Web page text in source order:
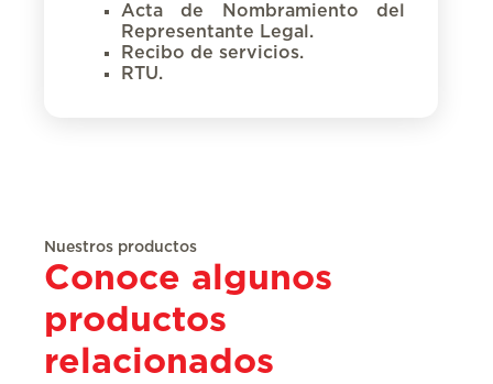
Acta de Nombramiento del
Representante Legal.
Recibo de servicios.
RTU.
Nuestros productos
Conoce algunos
productos
relacionados